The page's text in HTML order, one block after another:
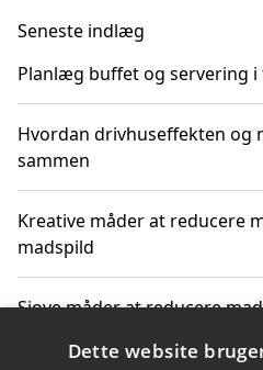
Seneste indlæg
Planlæg buffet og servering i
Hvordan drivhuseffekten og
sammen
Kreative måder at reducere
madspild
Sjove måder at reducere
Dette website